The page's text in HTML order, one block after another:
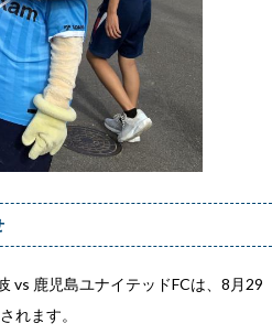
vs 鹿児島ユナイテッドFCは、8月29
れます。